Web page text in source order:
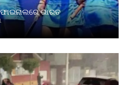
ଭାରତ